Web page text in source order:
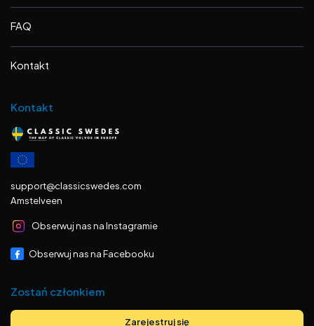
FAQ
Kontakt
Kontakt
support@classicswedes.com
Amstelveen
Obserwuj nas na Instagramie
Obserwuj nas na Facebooku
Zostań członkiem
Zarejestruj się